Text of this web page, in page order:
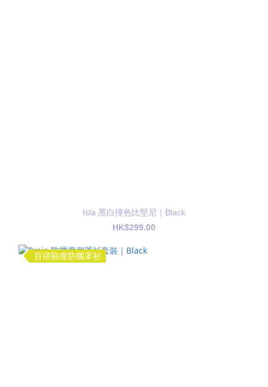
Isla 黑白撞色比堅尼｜Black
HK$299.00
百撘顯瘦防曬罩衫